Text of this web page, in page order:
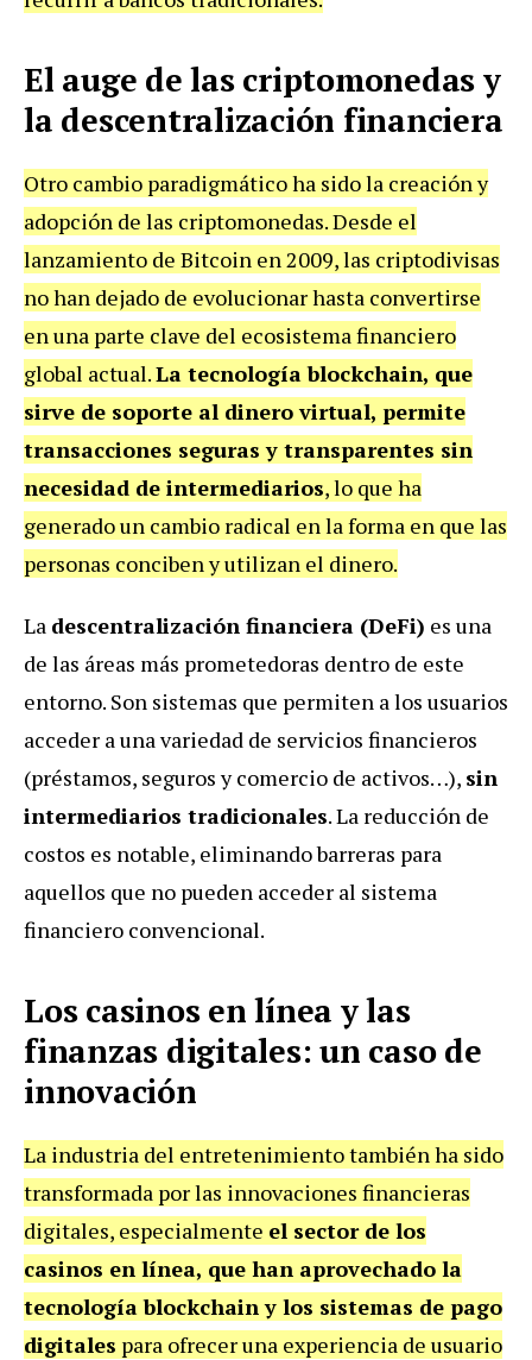
El auge de las criptomonedas y
la descentralización financiera
Otro cambio paradigmático ha sido la creación y
adopción de las criptomonedas. Desde el
lanzamiento de Bitcoin en 2009, las criptodivisas
no han dejado de evolucionar hasta convertirse
en una parte clave del ecosistema financiero
global actual.La tecnología blockchain, que
sirve de soporte al dinero virtual, permite
transacciones seguras y transparentes sin
necesidad de intermediarios, lo que ha
generado un cambio radical en la forma en que las
personas conciben y utilizan el dinero.
La descentralización financiera (DeFi) es una
de las áreas más prometedoras dentro de este
entorno. Son sistemas que permiten a los usuarios
acceder a una variedad de servicios financieros
(préstamos, seguros y comercio de activos…), sin
intermediarios tradicionales. La reducción de
costos es notable, eliminando barreras para
aquellos que no pueden acceder al sistema
financiero convencional.
Los casinos en línea y las
finanzas digitales: un caso de
innovación
La industria del entretenimiento también ha sido
transformada por las innovaciones financieras
digitales, especialmente el sector de los
casinos en línea, que han aprovechado la
tecnología blockchain y los sistemas de pago
digitales para ofrecer una experiencia de usuario